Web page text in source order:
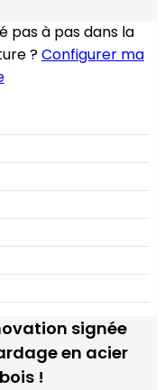
pas à pas dans la
?Configurer ma
signée
en acier
!